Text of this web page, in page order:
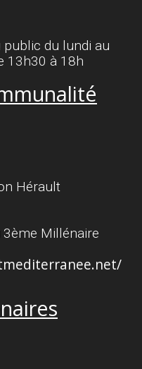
public du lundi au
13h30 à 18h
Hérault
3ème Millénaire